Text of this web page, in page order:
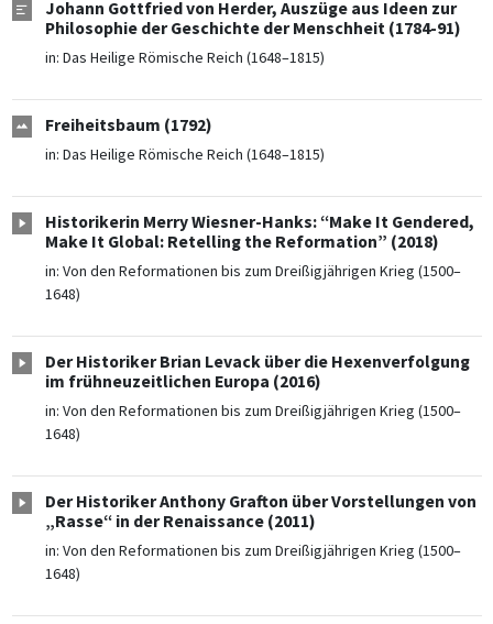
Johann Gottfried von Herder, Auszüge aus Ideen zur
Philosophie der Geschichte der Menschheit (1784-91)
in: Das Heilige Römische Reich (1648–1815)
Freiheitsbaum (1792)
in: Das Heilige Römische Reich (1648–1815)
Historikerin Merry Wiesner-Hanks: “Make It Gendered,
Make It Global: Retelling the Reformation” (2018)
in: Von den Reformationen bis zum Dreißigjährigen Krieg (1500–
1648)
Der Historiker Brian Levack über die Hexenverfolgung
im frühneuzeitlichen Europa (2016)
in: Von den Reformationen bis zum Dreißigjährigen Krieg (1500–
1648)
Der Historiker Anthony Grafton über Vorstellungen von
„Rasse“ in der Renaissance (2011)
in: Von den Reformationen bis zum Dreißigjährigen Krieg (1500–
1648)